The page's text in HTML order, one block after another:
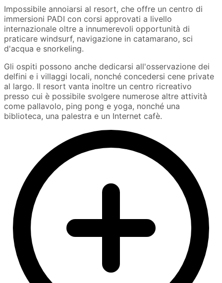
Impossibile annoiarsi al resort, che offre un centro di
immersioni PADI con corsi approvati a livello
internazionale oltre a innumerevoli opportunità di
praticare windsurf, navigazione in catamarano, sci
d'acqua e snorkeling.
Gli ospiti possono anche dedicarsi all'osservazione dei
delfini e i villaggi locali, nonché concedersi cene private
al largo. Il resort vanta inoltre un centro ricreativo
presso cui è possibile svolgere numerose altre attività
come pallavolo, ping pong e yoga, nonché una
biblioteca, una palestra e un Internet cafè.